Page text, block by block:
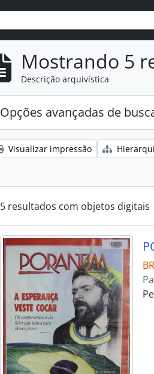
Mostrando 5
Descrição arquivística
Opções avançadas de
Visualizar impressão
5 resultados com objetos digitais